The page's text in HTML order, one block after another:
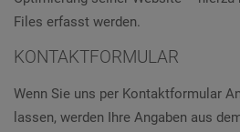
Files erfasst werden.
KONTAKTFORMULAR
Wenn Sie uns per Kontaktformular
lassen, werden Ihre Angaben aus